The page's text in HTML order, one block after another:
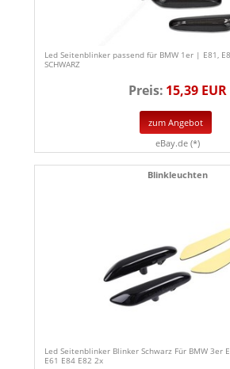
Led Seitenblinker passend für BMW 1er | E81,
SCHWARZ
Preis: 15,39 EUR
zum Angebot
eBay.de (*)
Blinkleuchten
Led Seitenblinker Blinker Schwarz Für BMW 3er
E61 E84 E82 2x